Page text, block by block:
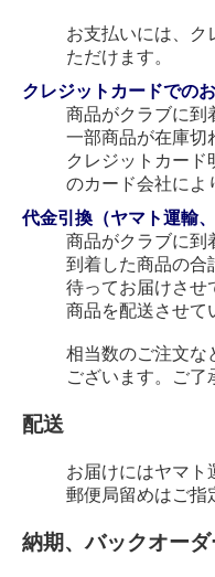
お支払いには、ク
ただけます。
クレジットカードでの
商品がクラブに到
一部商品が在庫切
クレジットカー
のカード会社によ
代金引換（ヤマト運輸
商品がクラブに到
到着した商品の合
待ってお届けさせ
商品を配送させて
相当数のご注文な
ございます。ご了
配送
お届けにはヤマト
郵便局留めはご指
納期、バックオーダ